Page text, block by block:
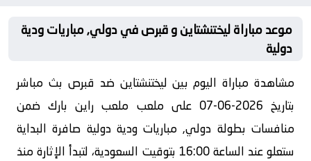
موعد مباراة ليختنشتاين و قبرص في دولي, مباريات ودية
دولية
مشاهدة مباراة اليوم بين ليختنشتاين ضد قبرص بث مباشر
بتاريخ 2026-06-07 على ملعب ملعب راين بارك ضمن
منافسات بطولة دولي, مباريات ودية دولية صافرة البداية
ستعلو عند الساعة 16:00 بتوقيت السعودية، لتبدأ الإثارة منذ